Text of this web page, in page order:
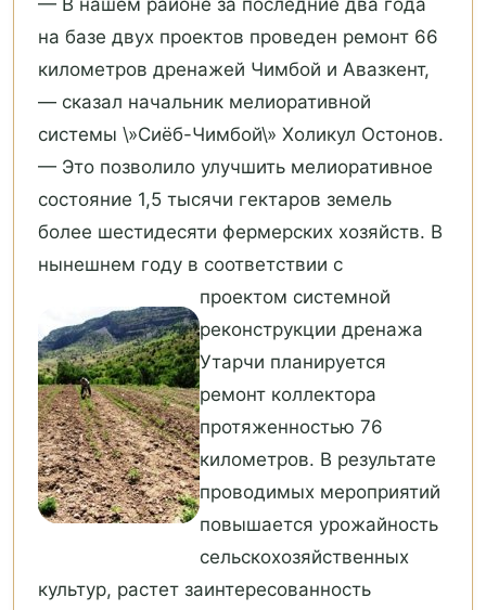
— В нашем районе за последние два года
на базе двух проектов проведен ремонт 66
километров дренажей Чимбой и Авазкент,
— сказал начальник мелиоративной
системы \»Сиёб-Чимбой\» Холикул Остонов.
— Это позволило улучшить мелиоративное
состояние 1,5 тысячи гектаров земель
более шестидесяти фермерских хозяйств. В
нынешнем году в соответствии с
проектом системной
реконструкции дренажа
Утарчи планируется
ремонт коллектора
протяженностью 76
километров. В результате
проводимых мероприятий
повышается урожайность
сельскохозяйственных
культур, растет заинтересованность